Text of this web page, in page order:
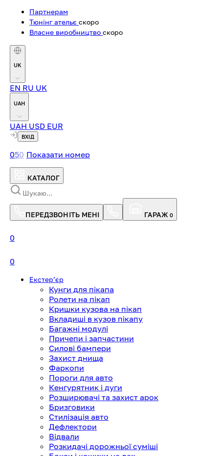
Партнерам
Тюнінг ательє скоро
Власне виробництво скоро
UK
EN RU UK
UAH
UAH USD EUR
ВХІД
050 Показати номер
КАТАЛОГ
ПЕРЕДЗВОНІТЬ МЕНІ ГАРАЖ 0
0
0
Екстерʼєр
Кунги для пікапа
Ролети на пікап
Кришки кузова на пікап
Вкладиші в кузов пікапу
Багажні модулі
Причепи і запчастини
Силові бампери
Захист днища
Фаркопи
Пороги для авто
Кенгурятник і дуги
Розширювачі та захист арок
Бризговики
Стилізація авто
Дефлектори
Відвали
Розкидачі дорожньої суміші